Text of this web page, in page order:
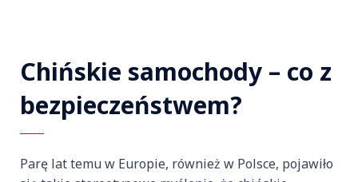
Chińskie samochody – co z
bezpieczeństwem?
Parę lat temu w Europie, również w Polsce, pojawiło